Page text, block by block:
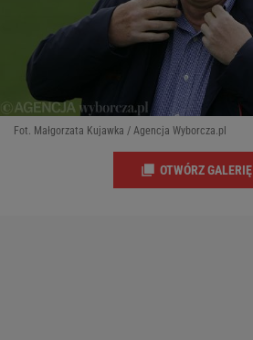
Fot. Małgorzata Kujawka / Agencja Wyborcza.pl
OTWÓRZ GALERIĘ